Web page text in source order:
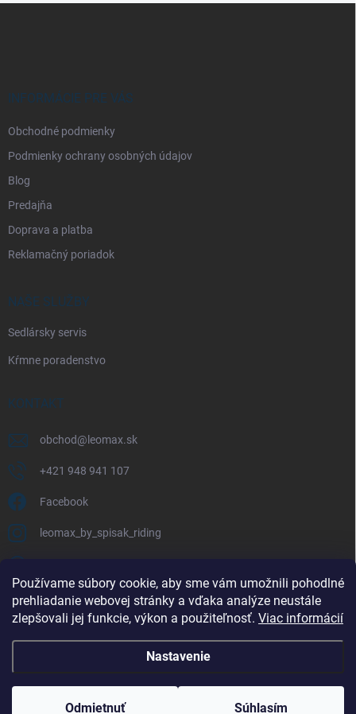
Používame súbory cookie, aby sme vám umožnili pohodlné
prehliadanie webovej stránky a vďaka analýze neustále
zlepšovali jej funkcie, výkon a použiteľnosť. Viac informácií
Nastavenie
Odmietnuť Súhlasím
INFORMÁCIE PRE VÁS
Obchodné podmienky
Podmienky ochrany osobných údajov
Blog
Predajňa
Doprava a platba
Reklamačný poriadok
NAŠE SLUŽBY
Sedlársky servis
Kŕmne poradenstvo
KONTAKT
obchod@ leomax.sk
+421 948 941 107
Facebook
leomax_by_spisak_riding
FACEBOOK
Copyright 2026 . Všetky práva vyhradené.